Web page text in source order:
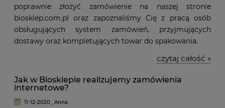
poprawnie złożyć zamówienie na naszej stronie
biosklep.com.pl oraz zapoznaliśmy Cię z pracą osób
obsługujących system zamówień, przyjmujących
dostawy oraz kompletujących towar do spakowania.
czytaj całość »
Jak w Biosklepie realizujemy zamówienia
internetowe?
11-12-2020 , Anna